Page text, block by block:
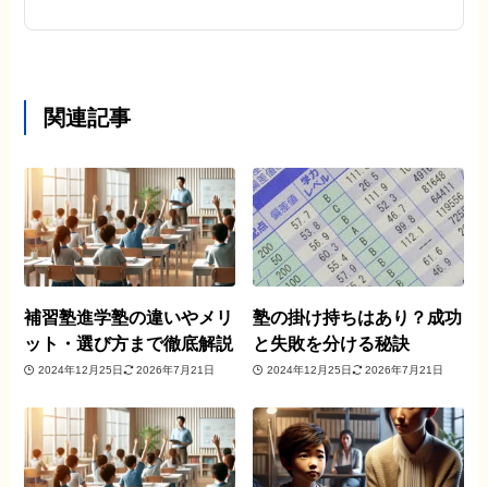
関連記事
補習塾進学塾の違いやメリ
ット・選び方まで徹底解説
2024年12月25日 2026年7月21日
塾の掛け持ちはあり？成功
と失敗を分ける秘訣
2024年12月25日 2026年7月21日